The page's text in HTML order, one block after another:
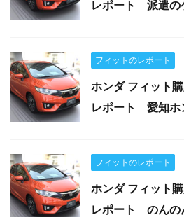
レポート 派遣の
フィットのレポート
ホンダ フィット
レポート 愛知ホ
フィットのレポート
ホンダ フィット
レポート のんの